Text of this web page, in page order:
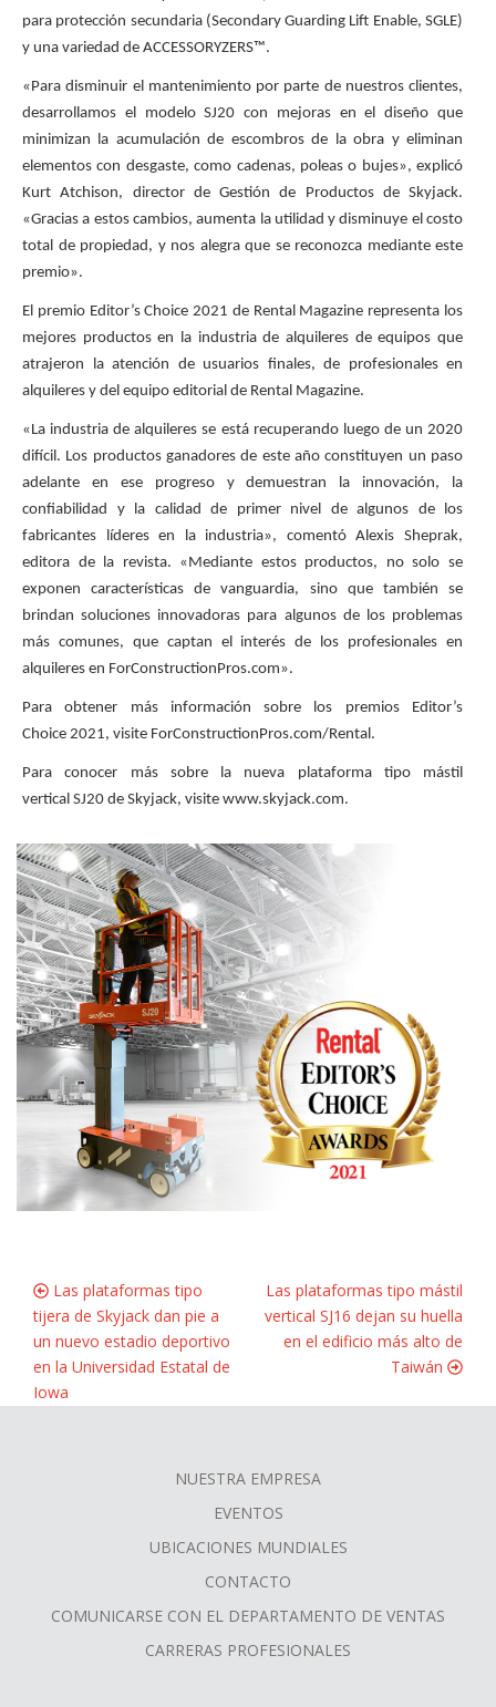
para protección secundaria (Secondary Guarding Lift Enable, SGLE)
y una variedad de ACCESSORYZERS™.
«Para disminuir el mantenimiento por parte de nuestros clientes,
desarrollamos el modelo SJ20 con mejoras en el diseño que
minimizan la acumulación de escombros de la obra y eliminan
elementos con desgaste, como cadenas, poleas o bujes», explicó
Kurt Atchison, director de Gestión de Productos de Skyjack.
«Gracias a estos cambios, aumenta la utilidad y disminuye el costo
total de propiedad, y nos alegra que se reconozca mediante este
premio».
El premio Editor’s Choice 2021 de Rental Magazine representa los
mejores productos en la industria de alquileres de equipos que
atrajeron la atención de usuarios finales, de profesionales en
alquileres y del equipo editorial de Rental Magazine.
«La industria de alquileres se está recuperando luego de un 2020
difícil. Los productos ganadores de este año constituyen un paso
adelante en ese progreso y demuestran la innovación, la
confiabilidad y la calidad de primer nivel de algunos de los
fabricantes líderes en la industria», comentó Alexis Sheprak,
editora de la revista. «Mediante estos productos, no solo se
exponen características de vanguardia, sino que también se
brindan soluciones innovadoras para algunos de los problemas
más comunes, que captan el interés de los profesionales en
alquileres en ForConstructionPros.com».
Para obtener más información sobre los premios Editor’s
Choice 2021, visite ForConstructionPros.com/Rental.
Para conocer más sobre la nueva plataforma tipo mástil
vertical SJ20 de Skyjack, visite www.skyjack.com.
Las plataformas tipo
tijera de Skyjack dan pie a
un nuevo estadio deportivo
en la Universidad Estatal de
Iowa
Las plataformas tipo mástil
vertical SJ16 dejan su huella
en el edificio más alto de
Taiwán
NUESTRA EMPRESA
EVENTOS
UBICACIONES MUNDIALES
CONTACTO
COMUNICARSE CON EL DEPARTAMENTO DE VENTAS
CARRERAS PROFESIONALES